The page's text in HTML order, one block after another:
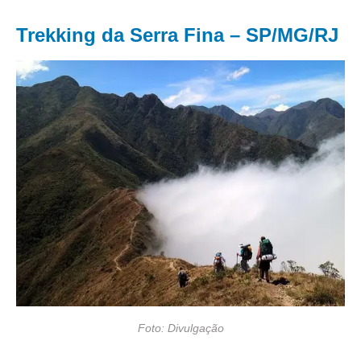
Trekking da Serra Fina – SP/MG/RJ
Foto: Divulgação